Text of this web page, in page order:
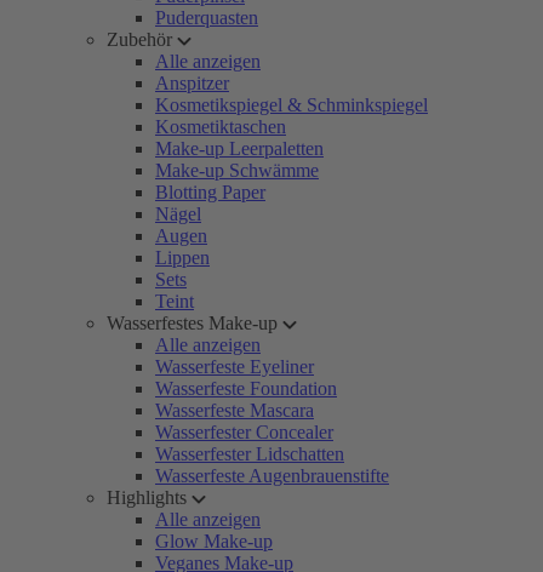
Puderquasten
Zubehör
Alle anzeigen
Anspitzer
Kosmetikspiegel & Schminkspiegel
Kosmetiktaschen
Make-up Leerpaletten
Make-up Schwämme
Blotting Paper
Nägel
Augen
Lippen
Sets
Teint
Wasserfestes Make-up
Alle anzeigen
Wasserfeste Eyeliner
Wasserfeste Foundation
Wasserfeste Mascara
Wasserfester Concealer
Wasserfester Lidschatten
Wasserfeste Augenbrauenstifte
Highlights
Alle anzeigen
Glow Make-up
Veganes Make-up